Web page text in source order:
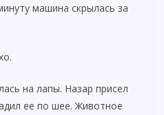
машина скрылась за
на лапы. Назар присел
ее по шее. Животное